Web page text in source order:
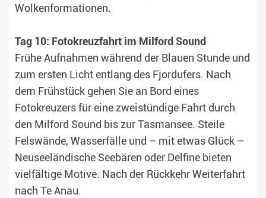
Wolkenformationen.
Tag 10: Fotokreuzfahrt im Milford Sound
Frühe Aufnahmen während der Blauen Stunde und
zum ersten Licht entlang des Fjordufers. Nach
dem Frühstück gehen Sie an Bord eines
Fotokreuzers für eine zweistündige Fahrt durch
den Milford Sound bis zur Tasmansee. Steile
Felswände, Wasserfälle und – mit etwas Glück –
Neuseeländische Seebären oder Delfine bieten
vielfältige Motive. Nach der Rückkehr Weiterfahrt
nach Te Anau.